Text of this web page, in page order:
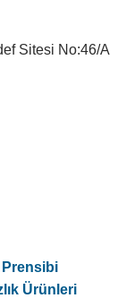
Sitesi No:46/A
Prensibi
Ürünleri